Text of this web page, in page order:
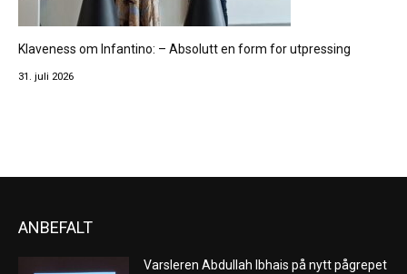
Klaveness om Infantino: – Absolutt en form for utpressing
31. juli 2026
ANBEFALT
Varsleren Abdullah Ibhais på nytt pågrepet